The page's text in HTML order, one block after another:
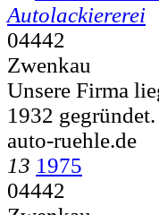
Autolackiererei
04442
Zwenkau
Unsere Firma
1932
auto-ruehle.de
13 1975
04442